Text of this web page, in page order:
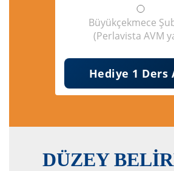
Büyükçekmece
(Perlavista AVM
DÜZEY